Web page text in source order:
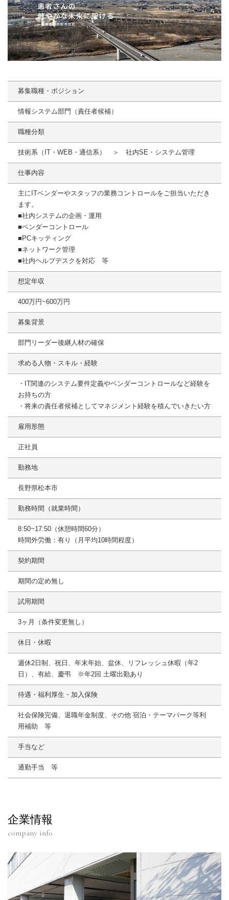
募集職種・ポジション
情報システム部門（責任者候補）
職種分類
技術系（IT・WEB・通信系） ＞ 社内SE・システム管理
仕事内容
主にITベンダーやスタッフの業務コントロールをご担当いただき
ます。
■社内システムの企画・運用
■ベンダーコントロール
■PCキッティング
■ネットワーク管理
■社内ヘルプデスクを対応 等
想定年収
400万円~600万円
募集背景
部門リーダー後継人材の確保
求める人物・スキル・経験
・IT関連のシステム要件定義やベンダーコントロールなど経験を
お持ちの方
・将来の責任者候補としてマネジメント経験を積んでいきたい方
雇用形態
正社員
勤務地
長野県松本市
勤務時間（就業時間）
8:50~17:50（休憩時間60分）
時間外労働：有り（月平均10時間程度）
契約期間
期間の定め無し
試用期間
3ヶ月（条件変更無し）
休日・休暇
週休2日制、祝日、年末年始、盆休、リフレッシュ休暇（年2
日）、有給、慶弔 ※年2回 土曜出勤あり
待遇・福利厚生・加入保険
社会保険完備、退職年金制度、その他 宿泊・テーマパーク等利
用補助 等
手当など
通勤手当 等
企業情報
company info